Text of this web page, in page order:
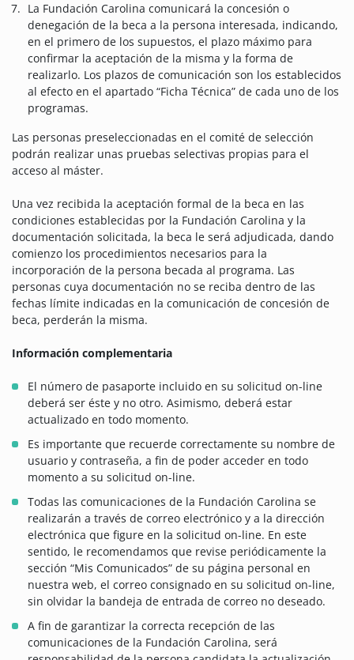
La Fundación Carolina comunicará la concesión o
denegación de la beca a la persona interesada, indicando,
en el primero de los supuestos, el plazo máximo para
confirmar la aceptación de la misma y la forma de
realizarlo. Los plazos de comunicación son los establecidos
al efecto en el apartado “Ficha Técnica” de cada uno de los
programas.
Las personas preseleccionadas en el comité de selección
podrán realizar unas pruebas selectivas propias para el
acceso al máster.
Una vez recibida la aceptación formal de la beca en las
condiciones establecidas por la Fundación Carolina y la
documentación solicitada, la beca le será adjudicada, dando
comienzo los procedimientos necesarios para la
incorporación de la persona becada al programa. Las
personas cuya documentación no se reciba dentro de las
fechas límite indicadas en la comunicación de concesión de
beca, perderán la misma.
Información complementaria
El número de pasaporte incluido en su solicitud on-line
deberá ser éste y no otro. Asimismo, deberá estar
actualizado en todo momento.
Es importante que recuerde correctamente su nombre de
usuario y contraseña, a fin de poder acceder en todo
momento a su solicitud on-line.
Todas las comunicaciones de la Fundación Carolina se
realizarán a través de correo electrónico y a la dirección
electrónica que figure en la solicitud on-line. En este
sentido, le recomendamos que revise periódicamente la
sección “Mis Comunicados” de su página personal en
nuestra web, el correo consignado en su solicitud on-line,
sin olvidar la bandeja de entrada de correo no deseado.
A fin de garantizar la correcta recepción de las
comunicaciones de la Fundación Carolina, será